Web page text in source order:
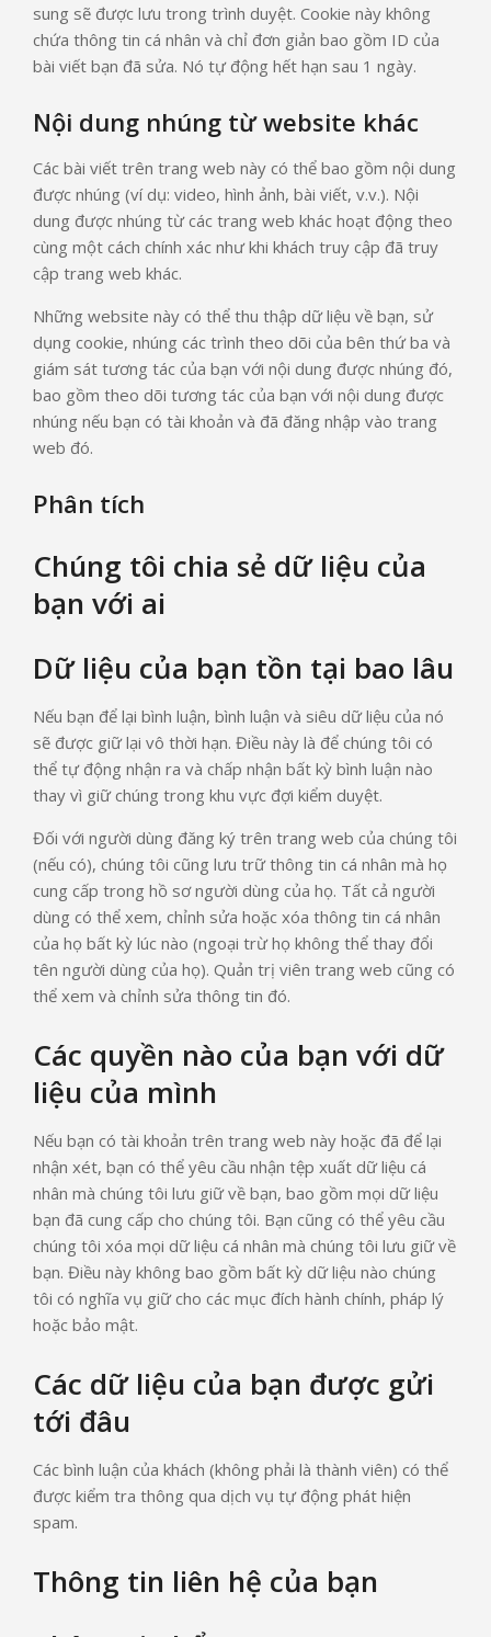
sung sẽ được lưu trong trình duyệt. Cookie này không
chứa thông tin cá nhân và chỉ đơn giản bao gồm ID của
bài viết bạn đã sửa. Nó tự động hết hạn sau 1 ngày.
Nội dung nhúng từ website khác
Các bài viết trên trang web này có thể bao gồm nội dung
được nhúng (ví dụ: video, hình ảnh, bài viết, v.v.). Nội
dung được nhúng từ các trang web khác hoạt động theo
cùng một cách chính xác như khi khách truy cập đã truy
cập trang web khác.
Những website này có thể thu thập dữ liệu về bạn, sử
dụng cookie, nhúng các trình theo dõi của bên thứ ba và
giám sát tương tác của bạn với nội dung được nhúng đó,
bao gồm theo dõi tương tác của bạn với nội dung được
nhúng nếu bạn có tài khoản và đã đăng nhập vào trang
web đó.
Phân tích
Chúng tôi chia sẻ dữ liệu của
bạn với ai
Dữ liệu của bạn tồn tại bao lâu
Nếu bạn để lại bình luận, bình luận và siêu dữ liệu của nó
sẽ được giữ lại vô thời hạn. Điều này là để chúng tôi có
thể tự động nhận ra và chấp nhận bất kỳ bình luận nào
thay vì giữ chúng trong khu vực đợi kiểm duyệt.
Đối với người dùng đăng ký trên trang web của chúng tôi
(nếu có), chúng tôi cũng lưu trữ thông tin cá nhân mà họ
cung cấp trong hồ sơ người dùng của họ. Tất cả người
dùng có thể xem, chỉnh sửa hoặc xóa thông tin cá nhân
của họ bất kỳ lúc nào (ngoại trừ họ không thể thay đổi
tên người dùng của họ). Quản trị viên trang web cũng có
thể xem và chỉnh sửa thông tin đó.
Các quyền nào của bạn với dữ
liệu của mình
Nếu bạn có tài khoản trên trang web này hoặc đã để lại
nhận xét, bạn có thể yêu cầu nhận tệp xuất dữ liệu cá
nhân mà chúng tôi lưu giữ về bạn, bao gồm mọi dữ liệu
bạn đã cung cấp cho chúng tôi. Bạn cũng có thể yêu cầu
chúng tôi xóa mọi dữ liệu cá nhân mà chúng tôi lưu giữ về
bạn. Điều này không bao gồm bất kỳ dữ liệu nào chúng
tôi có nghĩa vụ giữ cho các mục đích hành chính, pháp lý
hoặc bảo mật.
Các dữ liệu của bạn được gửi
tới đâu
Các bình luận của khách (không phải là thành viên) có thể
được kiểm tra thông qua dịch vụ tự động phát hiện
spam.
Thông tin liên hệ của bạn